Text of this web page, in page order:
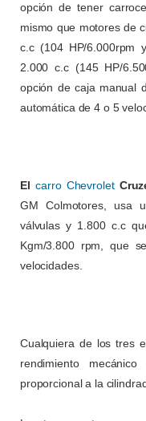
opción de tener
mismo que motores de
c.c (104 HP/6.000rpm
2.000 c.c (145 HP/
opción de caja manual
automática de 4 o 5
Elcarro Chevrolet
GM Colmotores, usa
válvulas y 1.800 c.c
Kgm/3.800 rpm, que
velocidades.
Cualquiera de los tres
rendimiento
proporcional a la